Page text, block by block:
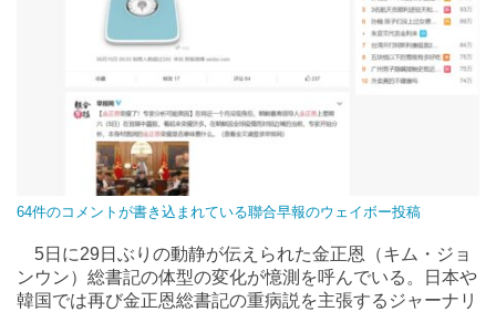
64件のコメントが書き込まれている聯合早報のウェイボー投稿
5日に29日ぶりの動静が伝えられた金正恩（キム・ジョ
ンウン）総書記の体型の変化が憶測を呼んでいる。日本や
韓国では再び金正恩総書記の重病説を主張するジャーナリ